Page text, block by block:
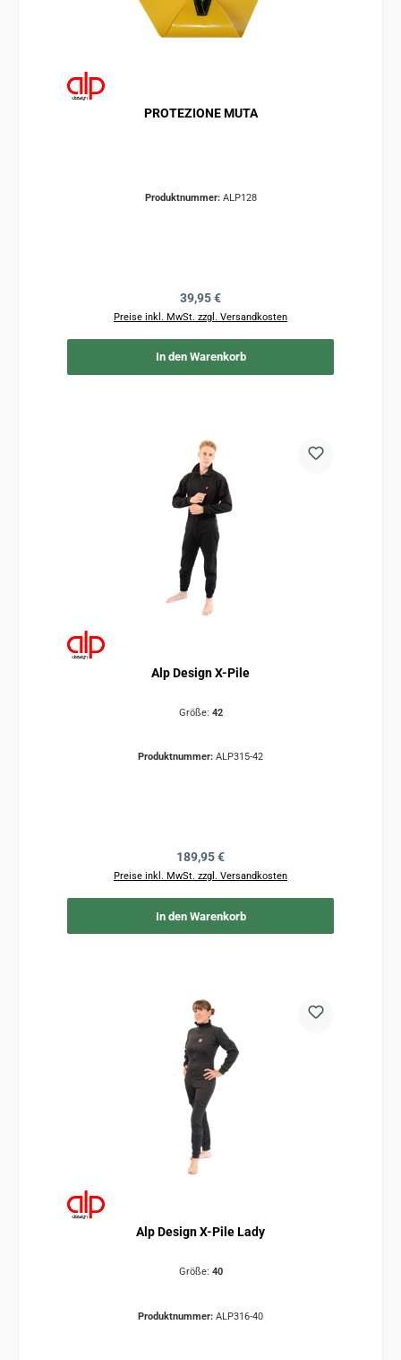
PROTEZIONE MUTA
Produktnummer: ALP128
Regulärer Preis:
39,95 €
Preise inkl. MwSt. zzgl. Versandkosten
In den Warenkorb
Alp Design X-Pile
Größe: 42
Produktnummer: ALP315-42
Regulärer Preis:
189,95 €
Preise inkl. MwSt. zzgl. Versandkosten
In den Warenkorb
Alp Design X-Pile Lady
Größe: 40
Produktnummer: ALP316-40